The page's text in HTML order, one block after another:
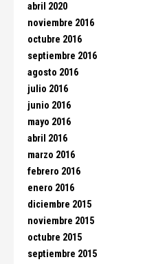
abril 2020
noviembre 2016
octubre 2016
septiembre 2016
agosto 2016
julio 2016
junio 2016
mayo 2016
abril 2016
marzo 2016
febrero 2016
enero 2016
diciembre 2015
noviembre 2015
octubre 2015
septiembre 2015